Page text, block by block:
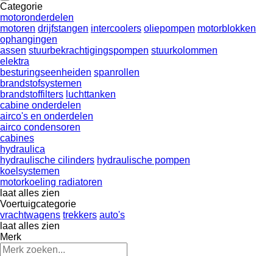
Categorie
motoronderdelen
motoren drijfstangen intercoolers oliepompen motorblokken
ophangingen
assen stuurbekrachtigingspompen stuurkolommen
elektra
besturingseenheiden spanrollen
brandstofsystemen
brandstoffilters luchttanken
cabine onderdelen
airco's en onderdelen
airco condensoren
cabines
hydraulica
hydraulische cilinders hydraulische pompen
koelsystemen
motorkoeling radiatoren
laat alles zien
Voertuigcategorie
vrachtwagens trekkers auto's
laat alles zien
Merk